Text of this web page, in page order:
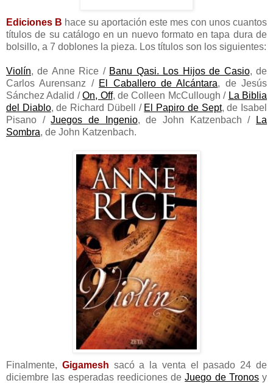
Ediciones B hace su aportación este mes con unos cuantos
títulos de su catálogo en un nuevo formato en tapa dura de
bolsillo, a 7 doblones la pieza. Los títulos son los siguientes:
Violín, de Anne Rice / Banu Qasi. Los Hijos de Casio, de
Carlos Aurensanz / El Caballero de Alcántara, de Jesús
Sánchez Adalid /On, Off, de Colleen McCullough / La Biblia
del Diablo, de Richard Dübell / El Papiro de Sept, de Isabel
Pisano /Juegos de Ingenio, de John Katzenbach /
La
Sombra, de John Katzenbach.
Finalmente, Gigamesh sacó a la venta el pasado 24 de
diciembre las esperadas reediciones deJuego de Tronosy